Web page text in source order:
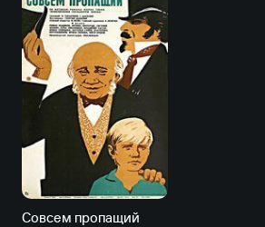
Совсем пропащий